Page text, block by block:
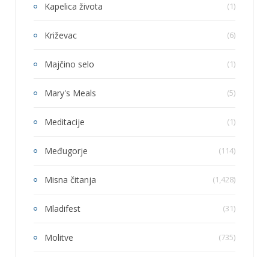
Kapelica života (1)
Križevac (6)
Majčino selo (1)
Mary's Meals (5)
Meditacije (1)
Međugorje (114)
Misna čitanja (1,428)
Mladifest (31)
Molitve (735)